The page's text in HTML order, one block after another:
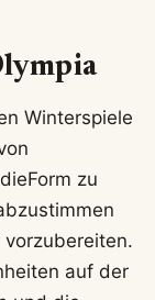
Winterspiele
zu
auf der